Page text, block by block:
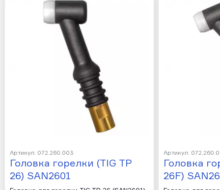
Артикул: 072.260.003
Головка горелки (TIG TP
26) SAN2601
Артикул:
Головка
26F)